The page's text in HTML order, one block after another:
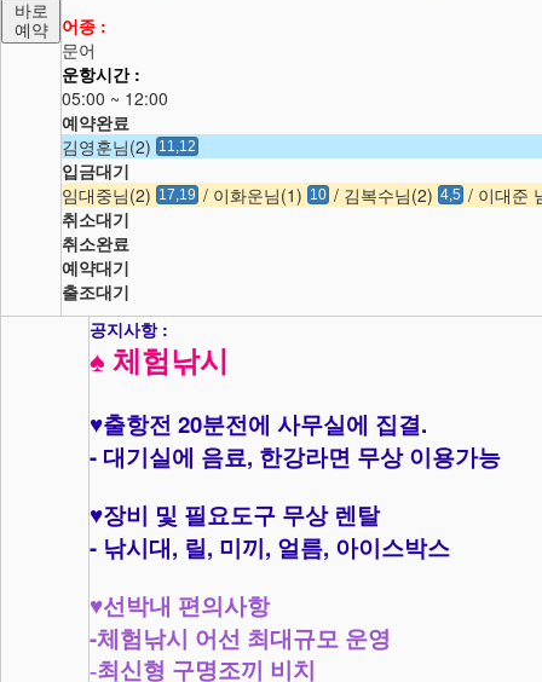
바로
예약
어종 :
문어
운항시간 :
05:00 ~ 12:00
예약완료
김영훈님(2) 11,12
입금대기
임대중님(2) 17,19 / 이화운님(1) 10 / 김복수님(2) 4,5 / 이대준
취소대기
취소완료
예약대기
출조대기
공지사항 :
♠ 체험낚시
♥출항전 20분전에 사무실에 집결.
- 대기실에 음료, 한강라면 무상 이용가능
♥장비 및 필요도구 무상 렌탈
- 낚시대 , 릴 , 미끼 , 얼름, 아이스박스
♥선박내 편의사항
-체험낚시 어선 최대규모 운영
-최신형 구명조끼 비치